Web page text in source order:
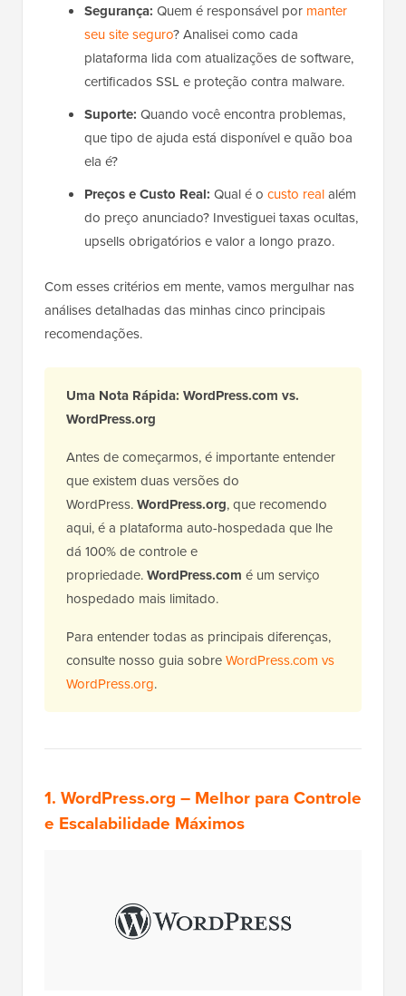
Segurança: Quem é responsável por manter
seu site seguro? Analisei como cada
plataforma lida com atualizações de software,
certificados SSL e proteção contra malware.
Suporte: Quando você encontra problemas,
que tipo de ajuda está disponível e quão boa
ela é?
Preços e Custo Real: Qual é o custo realalém
do preço anunciado? Investiguei taxas ocultas,
upsells obrigatórios e valor a longo prazo.
Com esses critérios em mente, vamos mergulhar nas
análises detalhadas das minhas cinco principais
recomendações.
Uma Nota Rápida: WordPress.com vs.
WordPress.org
Antes de começarmos, é importante entender
que existem duas versões do
WordPress.WordPress.org, que recomendo
aqui, é a plataforma auto-hospedada que lhe
dá 100% de controle e
propriedade.WordPress.com é um serviço
hospedado mais limitado.
Para entender todas as principais diferenças,
consulte nosso guia sobreWordPress.com vs
WordPress.org.
1. WordPress.org – Melhor para Controle
e Escalabilidade Máximos